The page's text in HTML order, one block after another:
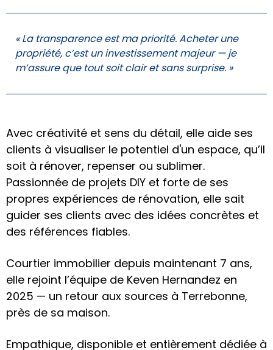
« La transparence est ma priorité. Acheter une
propriété, c’est un investissement majeur — je
m’assure que tout soit clair et sans surprise. »
Avec créativité et sens du détail, elle aide ses
clients à visualiser le potentiel d'un espace, qu’il
soit à rénover, repenser ou sublimer.
Passionnée de projets DIY et forte de ses
propres expériences de rénovation, elle sait
guider ses clients avec des idées concrètes et
des références fiables.
Courtier immobilier depuis maintenant 7 ans,
elle rejoint l’équipe de Keven Hernandez en
2025 — un retour aux sources à Terrebonne,
près de sa maison.
Empathique, disponible et entièrement dédiée à